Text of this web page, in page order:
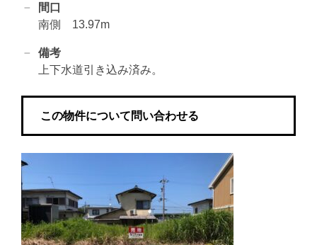
間口
南側 13.97m
備考
上下水道引き込み済み。
この物件について問い合わせる